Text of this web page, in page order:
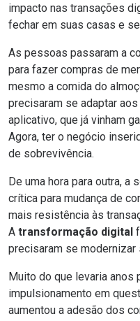
impacto nas transações
fechar em suas casas e
As pessoas passaram a
para fazer compras de
mesmo a comida do
precisaram se adaptar
aplicativo, que já vinham
Agora, ter o negócio
de sobrevivência.
De uma hora para outra, a
crítica para mudança de
mais resistência às
A transformação digital
precisaram se modernizar
Muito do que levaria anos
impulsionamento em
aumentou a adesão dos